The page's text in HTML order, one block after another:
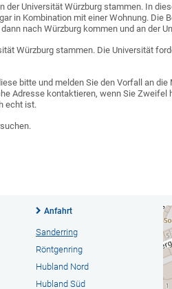
Universität Würzburg stammen. In
in Kombination mit einer Wohnung. Die
nach Würzburg kommen und an der
Würzburg stammen. Die Universität
bitte und melden Sie den Vorfall an die
Adresse kontaktieren, wenn Sie Zweifel
echt ist.
Anfahrt
Sanderring
Röntgenring
Hubland Nord
Hubland Süd